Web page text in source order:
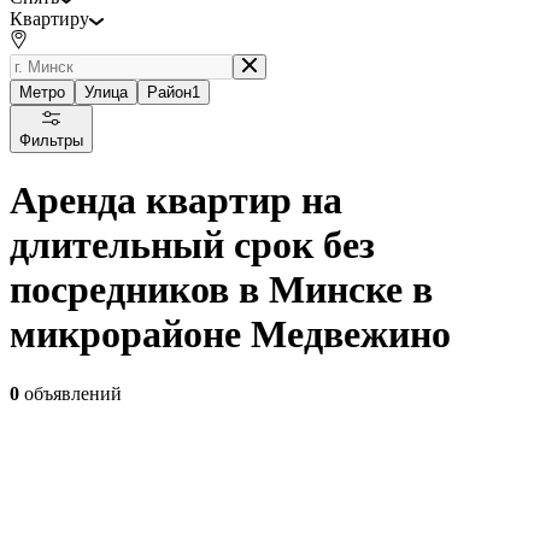
Квартиру
Метро Улица Район1
Фильтры
Аренда квартир на
длительный срок без
посредников в Минске в
микрорайоне Медвежино
0 объявлений